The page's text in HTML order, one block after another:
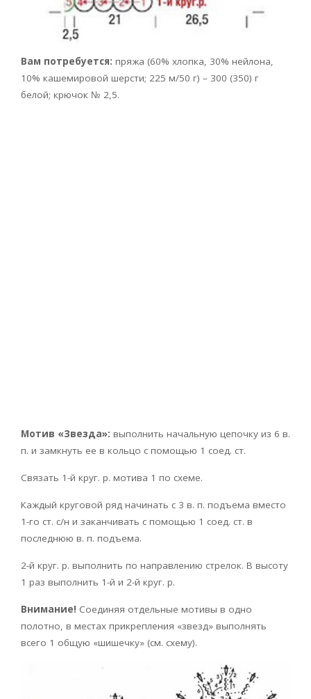
Вам потребуется: пряжа (60% хлопка, 30% нейлона,
10% кашемировой шерсти; 225 м/50 г) – 300 (350) г
белой; крючок № 2,5.
Мотив «Звезда»: выполнить начальную цепочку из 6 в.
п. и замкнуть ее в кольцо с помощью 1 соед. ст.
Связать 1-й круг. р. мотива 1 по схеме.
Каждый круговой ряд начинать с 3 в. п. подъема вместо
1-го ст. с/н и заканчивать с помощью 1 соед. ст. в
последнюю в. п. подъема.
2-й круг. р. выполнить по направлению стрелок. В высоту
1 раз выполнить 1-й и 2-й круг. р.
Внимание! Соединяя отдельные мотивы в одно
полотно, в местах прикрепления «звезд» выполнять
всего 1 общую «шишечку» (см. схему).